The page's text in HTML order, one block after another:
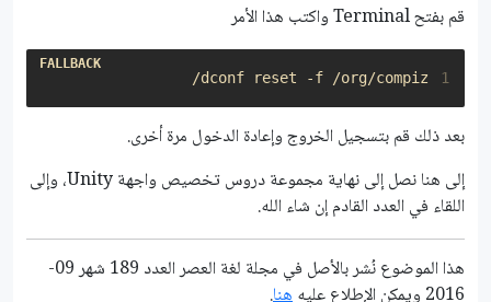
قم بفتح Terminal واكتب هذا الأمر
1
dconf reset -f /org/compiz/
بعد ذلك قم بتسجيل الخروج وإعادة الدخول مرة أخرى.
إلى هنا نصل إلى نهاية مجموعة دروس تخصيص واجهة Unity، وإلى
اللقاء في العدد القادم إن شاء الله.
هذا الموضوع نُشر باﻷصل في مجلة لغة العصر العدد 189 شهر 09-
2016 ويمكن الإطلاع عليه
هنا.